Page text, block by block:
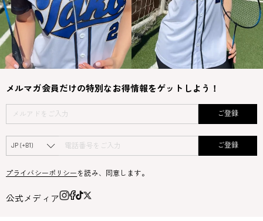
メルマガ会員だけの特別なお得情報をゲットしよう！
ご登録
ご登録
プライバシーポリシー を読み、同意します。
公式メディア